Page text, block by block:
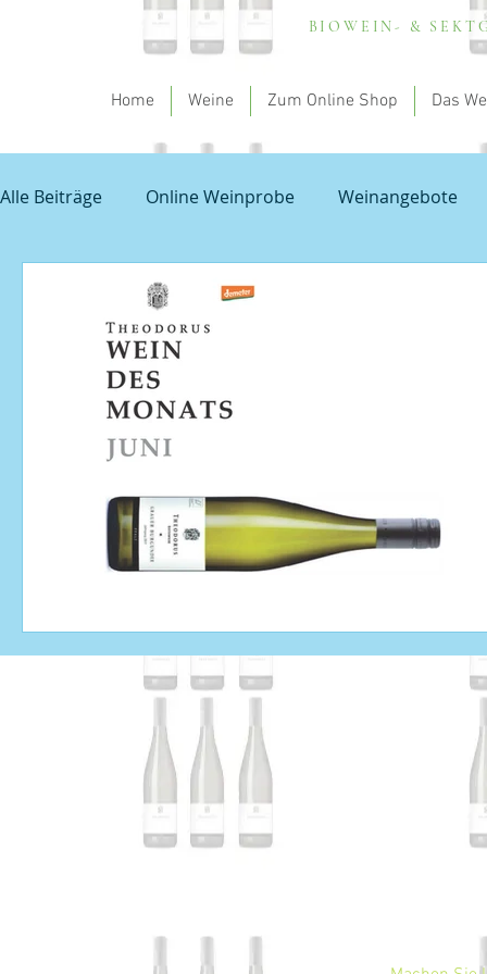
BIOWEIN- &
Home Weine Zum Online Shop Das
Alle Beiträge Online Weinprobe Weinangebote
Spargel und Wein Empfehlung - my theodorus
Unbenannte Kategorie
Veranstaltungen